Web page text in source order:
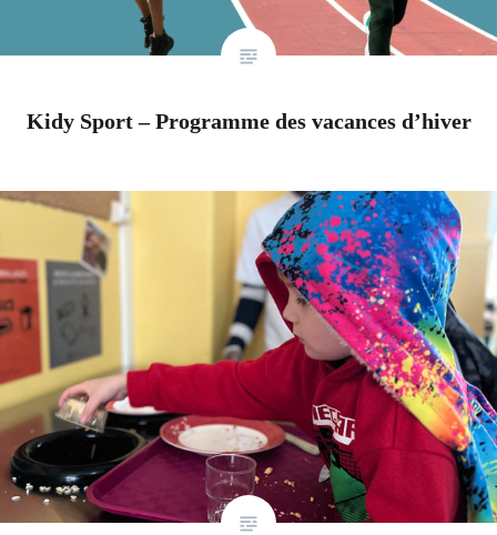
Kidy Sport – Programme des vacances d’hiver